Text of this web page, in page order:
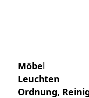
Möbel
Leuchten
Ordnung,